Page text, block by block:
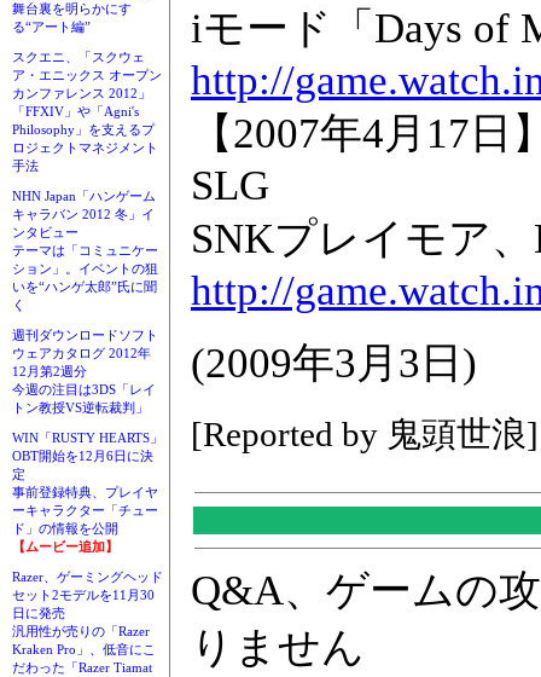
舞台裏を明らかにす
る“アート編”
スクエニ、「スクウェ
ア・エニックス オープン
カンファレンス 2012」
「FFXIV」や「Agni's
Philosophy」を支えるプ
ロジェクトマネジメント
手法
NHN Japan「ハンゲーム
キャラバン 2012 冬」イ
ンタビュー
テーマは「コミュニケー
ション」。イベントの狙
いを“ハンゲ太郎”氏に聞
く
週刊ダウンロードソフト
ウェアカタログ 2012年
12月第2週分
今週の注目は3DS「レイ
トン教授VS逆転裁判」
WIN「RUSTY HEARTS」
OBT開始を12月6日に決
定
事前登録特典、プレイヤ
ーキャラクター「チュー
ド」の情報を公開
【ムービー追加】
Razer、ゲーミングヘッド
セット2モデルを11月30
日に発売
汎用性が売りの「Razer
Kraken Pro」、低音にこ
だわった「Razer Tiamat
iモード「Days of
http://
【2007年4月17
SLG
SNKプレイモア、
http://
(2009年3月3日)
[Reported by 鬼頭世浪]
Q&A、ゲームの
りません